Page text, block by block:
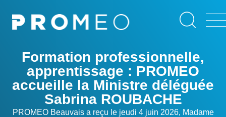
contenu
Formation professionnelle,
apprentissage : PROMEO
accueille la Ministre déléguée
Sabrina ROUBACHE
PROMEO Beauvais a reçu le jeudi 4 juin 2026, Madame